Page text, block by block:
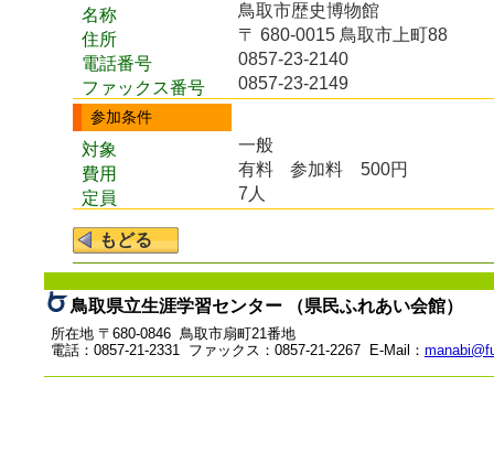
名称
鳥取市歴史博物館
住所
〒 680-0015 鳥取市上町88
電話番号
0857-23-2140
ファックス番号
0857-23-2149
参加条件
対象
一般
費用
有料
参加料 500円
定員
7人
鳥取県立生涯学習センター （県民ふれあい会館）
所在地 〒680-0846 鳥取市扇町21番地
電話：0857-21-2331 ファックス：0857-21-2267 E-Mail：